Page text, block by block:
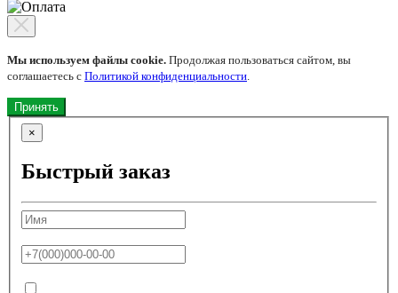
Мы используем файлы cookie. Продолжая пользоваться сайтом, вы
соглашаетесь с Политикой конфиденциальности.
Принять
×
Быстрый заказ